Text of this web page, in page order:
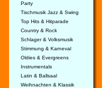
Party
Tischmusik Jazz & Swing
Top Hits & Hitparade
Country & Rock
Schlager & Volksmusik
Stimmung & Karneval
Oldies & Evergreens
Instrumentals
Latin & Ballsaal
Weihnachten & Klassik